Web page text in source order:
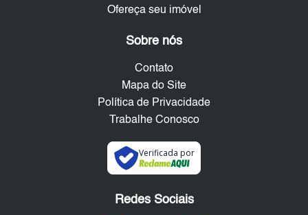
Ofereça seu imóvel
Sobre nós
Contato
Mapa do Site
Política de Privacidade
Trabalhe Conosco
Verificada por
Redes Sociais